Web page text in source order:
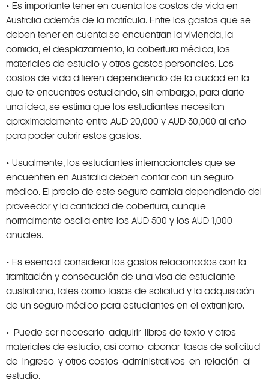
• Es importante tener en cuenta los costos de vida en
Australia además de la matrícula. Entre los gastos que se
deben tener en cuenta se encuentran la vivienda, la
comida, el desplazamiento, la cobertura médica, los
materiales de estudio y otros gastos personales. Los
costos de vida difieren dependiendo de la ciudad en la
que te encuentres estudiando, sin embargo, para darte
una idea, se estima que los estudiantes necesitan
aproximadamente entre AUD 20,000 y AUD 30,000 al año
para poder cubrir estos gastos.
• Usualmente, los estudiantes internacionales que se
encuentren en Australia deben contar con un seguro
médico. El precio de este seguro cambia dependiendo del
proveedor y la cantidad de cobertura, aunque
normalmente oscila entre los AUD 500 y los AUD 1,000
anuales.
• Es esencial considerar los gastos relacionados con la
tramitación y consecución de una visa de estudiante
australiana, tales como tasas de solicitud y la adquisición
de un seguro médico para estudiantes en el extranjero.
• Puede ser necesario adquirir libros de texto y otros
materiales de estudio, así como abonar tasas de solicitud
de ingreso y otros costos administrativos en relación al
estudio.